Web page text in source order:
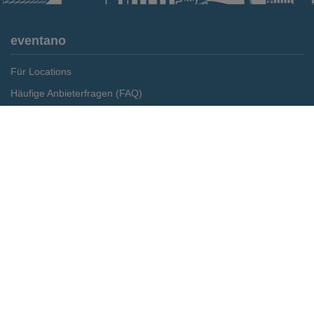
eventano
Für Locations
Häufige Anbieterfragen (FAQ)